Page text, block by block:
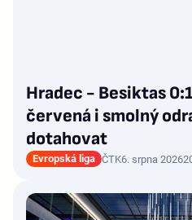
Hradec - Besiktas
červená i smolný
dotahovat
Evropská liga ČTK6. srpna 2026